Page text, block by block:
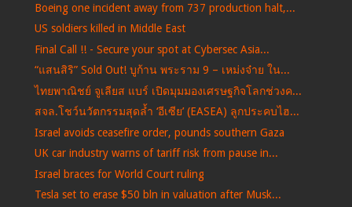
Boeing one incident away from 737 production halt,...
US soldiers killed in Middle East
Final Call !! - Secure your spot at Cybersec Asia...
“แสนสิริ” Sold Out! บูก้าน พระราม 9 – เหม่งจ๋าย ใน...
ไทยพาณิชย์ จูเลียส แบร์ เปิดมุมมองเศรษฐกิจโลกช่วงค...
สจล.โชว์นวัตกรรมสุดล้ำ ‘อีเซีย’ (EASEA) ลูกประคบไฮ...
Israel avoids ceasefire order, pounds southern Gaza
UK car industry warns of tariff risk from pause in...
Israel braces for World Court ruling
Tesla set to erase $50 bln in valuation after Musk...